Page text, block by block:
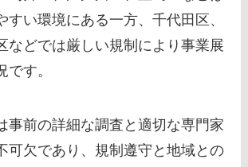
すい環境にある一方、千代田区、
などでは厳しい規制により事業展
です。
事前の詳細な調査と適切な専門家
可欠であり、規制遵守と地域との